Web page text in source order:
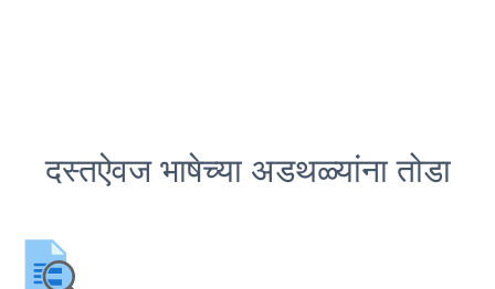
दस्तऐवज भाषेच्या अडथळ्यांना तोडा